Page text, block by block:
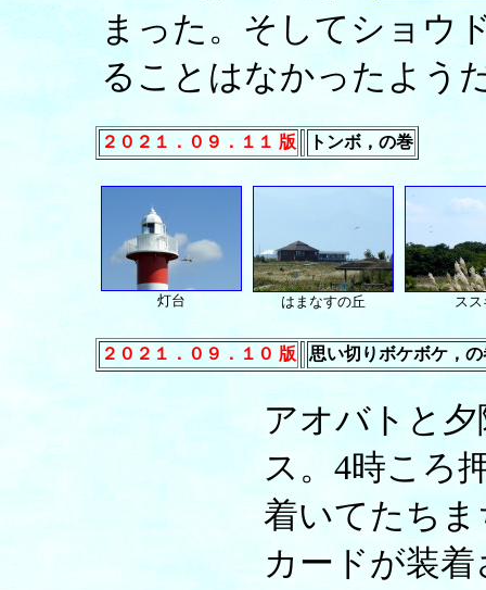
まった。そしてショウ
ることはなかったよう
２０２１．０９．１１ 版 トンボ，の巻
灯台 はまなすの丘 スス
２０２１．０９．１０ 版 思い切りボケボケ，の
アオバトと
ス。4時ころ
着いてたち
カードが装